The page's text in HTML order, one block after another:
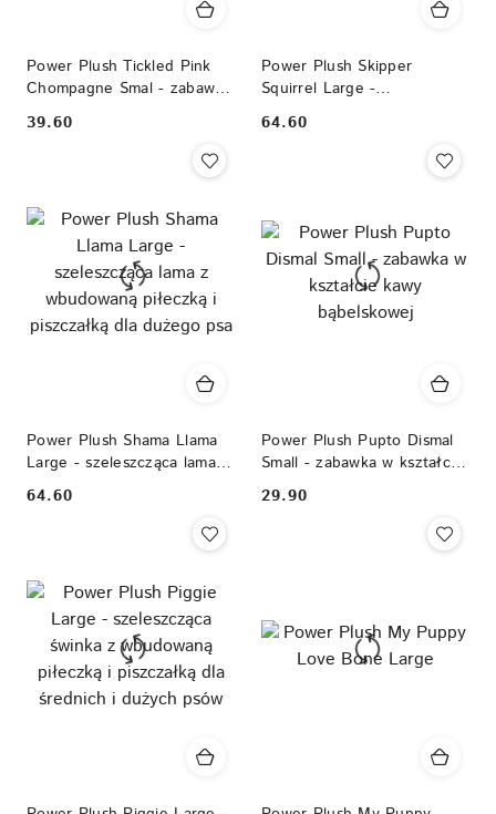
Power Plush Tickled Pink
Chompagne Smal - zabawka
w kształcie butelki
szampana dla małego psa
Cena:
39.60
Power Plush Skipper
Squirrel Large -
szeleszcząca wiewiórka z
wbudowaną piłeczką i
piszczałką dla dużego psa
Cena:
64.60
Power Plush Shama Llama
Large - szeleszcząca lama z
wbudowaną piłeczką i
piszczałką dla dużego psa
Cena:
64.60
Power Plush Pupto Dismal
Small - zabawka w kształcie
kawy bąbelskowej
Cena:
29.90